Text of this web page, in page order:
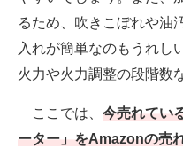
マーケ×ITの今がよく分かる
ITエンジニア向け専門サイト
企業向けIT製品の総合サイト
るため、吹きこぼれや油
入れが簡単なのもうれし
火力や火力調整の段階数
ここでは、 今売れてい
ーター」をAmazonの売